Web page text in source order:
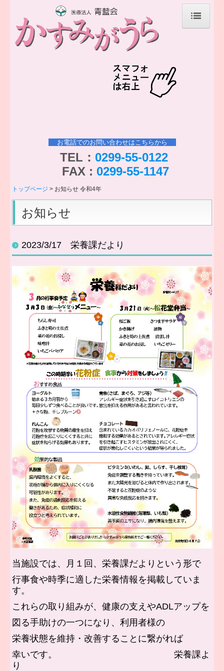
トップページ
職員紹介
ご利用までの流れ
老健施設について
ケアマネージャーの方へ
採用情報
コンプライアンス
個人情報保護方針
処遇改善について
地域貢献活動
アクセス
処遇改善加算の公表
イベント
地域貢献活動 のコピー
認知症予防・認知症への正しい理解のページ
かすみがうら 居宅介護支援事業所
お電話でのお問い合わせはこちらから
TEL： 0299-55-0122
FAX : 0299-55-1147
トップページ お知らせ 令和4年
お知らせ
2023/3/17 栄養課だより
当施設では、月１回、栄養課だよりという形で
行事食や時季に適した栄養情報を掲載していま
す。
これらの取り組みが、健康の支えやADLアップを
図る手助けの一つになり、利用者様の
栄養状態を維持・改善することに繋がれば
幸いです。 栄養課よ
り